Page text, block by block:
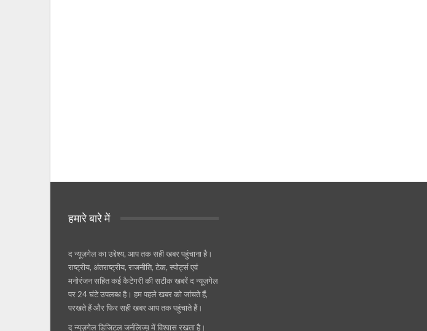
हमारे बारे में
द न्यूज़गेल का उद्देश्य, आप तक सही खबर पहुंचाना है।
राष्ट्रीय, अंतराष्ट्रीय, राजनीति, टेक, स्पोर्ट्स एवं
मनोरंजन सहित कई कैटेगरी की सटीक खबरें द न्यूज़गेल
पर 24 घंटे उपलब्ध है। हम पहले खबर को जांचते हैं,
परखते हैं और फिर सही खबर आप तक पहुंचाते हैं।
द न्यूज़गेल डिजिटल जर्नलिज्म़ में विश्वास रखता है।